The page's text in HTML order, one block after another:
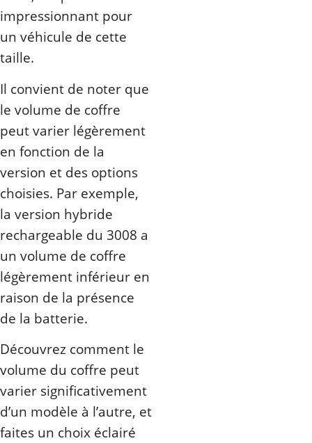
impressionnant pour
un véhicule de cette
taille.
Il convient de noter que
le volume de coffre
peut varier légèrement
en fonction de la
version et des options
choisies. Par exemple,
la version hybride
rechargeable du 3008 a
un volume de coffre
légèrement inférieur en
raison de la présence
de la batterie.
Découvrez comment le
volume du coffre peut
varier significativement
d’un modèle à l’autre, et
faites un choix éclairé